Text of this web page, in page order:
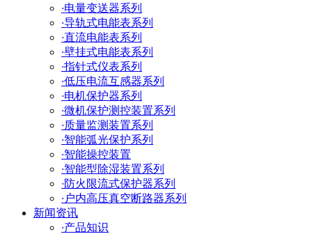
·电量变送器系列
·导轨式电能表系列
·直流电能表系列
·壁挂式电能表系列
·指针式仪表系列
·低压电流互感器系列
·电机保护器系列
·微机保护测控装置系列
·质量监测装置系列
·智能弧光保护系列
·智能操控装置
·智能型除湿装置系列
·防火限流式保护器系列
· 户内高压真空断路器系列
新闻资讯
·产品知识